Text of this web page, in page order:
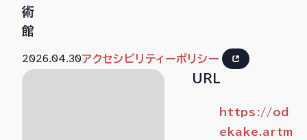
術
館
2026.04.30アクセシビリティーポリシー
URL
https://od
ekake.artm